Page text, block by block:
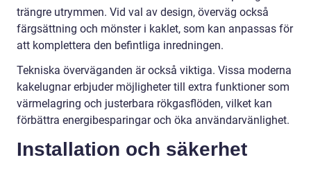
trängre utrymmen. Vid val av design, överväg också
färgsättning och mönster i kaklet, som kan anpassas för
att komplettera den befintliga inredningen.
Tekniska överväganden är också viktiga. Vissa moderna
kakelugnar erbjuder möjligheter till extra funktioner som
värmelagring och justerbara rökgasflöden, vilket kan
förbättra energibesparingar och öka användarvänlighet.
Installation och säkerhet